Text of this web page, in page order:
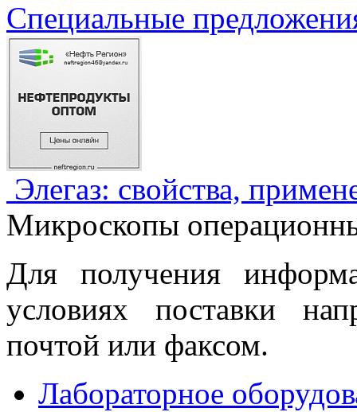
Специальные
Элегаз: свойства,
Микроскопы
Для получения
условиях поставки
почтой или факсом.
Лабораторное